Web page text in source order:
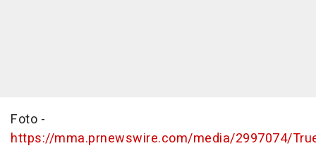
Foto -
https://mma.prnewswire.com/media/2997074/